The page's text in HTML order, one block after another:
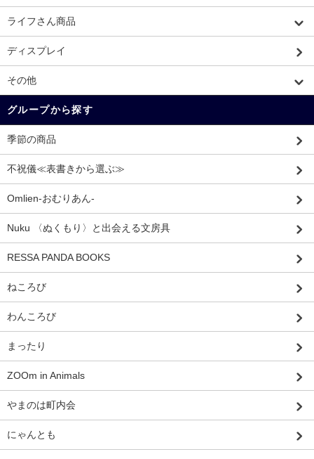
ライフさん商品
ディスプレイ
その他
グループから探す
季節の商品
不祝儀≪表書きから選ぶ≫
Omlien-おむりあん-
Nuku 〈ぬくもり〉と出会える文房具
RESSA PANDA BOOKS
ねころび
わんころび
まったり
ZOOm in Animals
やまのは町内会
にゃんとも